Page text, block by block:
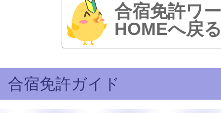
合宿免許ワ
HOMEへ戻
合宿免許ガイド